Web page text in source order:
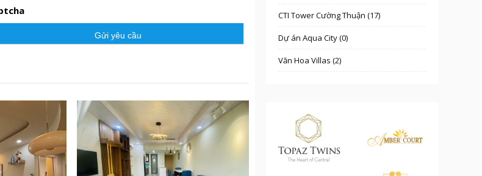
CTI Tower Cường Thuận (17)
Dự án Aqua City (0)
Văn Hoa Villas (2)